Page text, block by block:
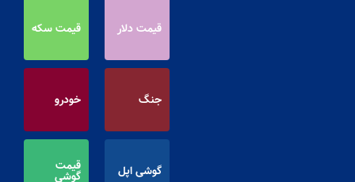
قیمت دلار قیمت سکه
جنگ خودرو
گوشی اپل قیمت
گوشی